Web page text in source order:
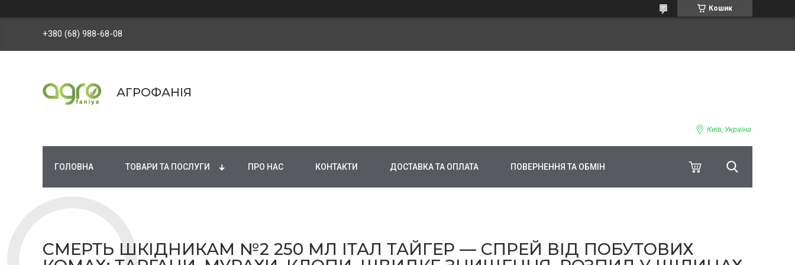
Кошик
+380 (68) 988-68-08
АГРОФАНІЯ
Київ, Україна
ГОЛОВНА ТОВАРИ ТА ПОСЛУГИ ПРО НАС КОНТАКТИ ДОСТАВКА ТА ОПЛАТА ПОВЕРНЕННЯ ТА ОБМІН
СМЕРТЬ ШКІДНИКАМ №2 250 МЛ ІТАЛ ТАЙГЕР — СПРЕЙ ВІД ПОБУТОВИХ